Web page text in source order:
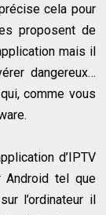
cela pour
proposent de
mais il
dangereux…
comme vous
d’IPTV
Android tel que
l’ordinateur il